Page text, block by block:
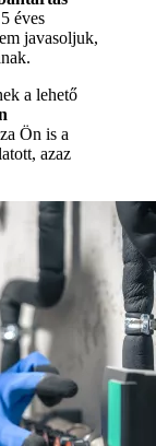
éves
javasoljuk,
a lehető
Ön is a
azaz